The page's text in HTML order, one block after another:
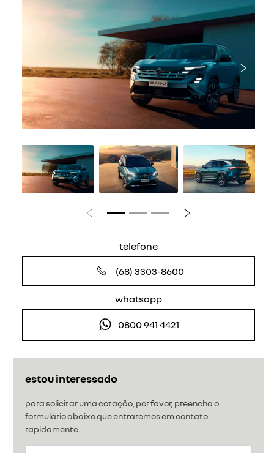
estou interessado
para solicitar uma cotação, por favor, preencha o
formulário abaixo que entraremos em contato
rapidamente.
Anterior
Anterior Próximo
telefone
(68) 3303-8600
whatsapp
0800 941 4421